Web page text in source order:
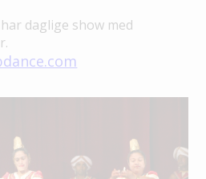
daglige show med